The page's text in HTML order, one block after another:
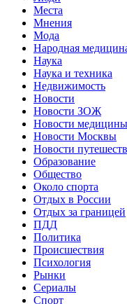
Места
Мнения
Мода
Народная
Наука
Наука и техника
Недвижимость
Новости
Новости ЗОЖ
Новости медицины
Новости Москвы
Новости
Образование
Общество
Около спорта
Отдых в России
Отдых за границей
ПДД
Политика
Происшествия
Психология
Рынки
Сериалы
Спорт